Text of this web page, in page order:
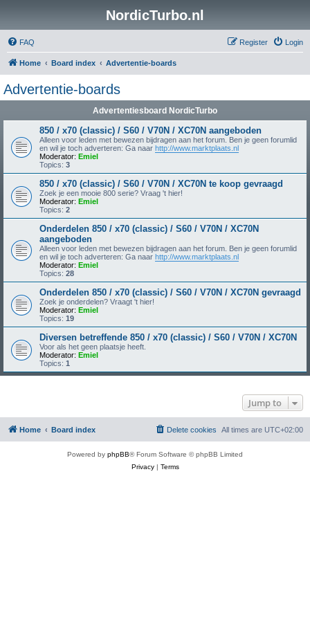
NordicTurbo.nl
FAQ Login
Register
Home Board index Advertentie-boards
Advertentie-boards
Advertentiesboard NordicTurbo
850 / x70 (classic) / S60 / V70N / XC70N aangeboden
Alleen voor leden met bewezen bijdragen aan het forum. Ben je geen forumlid
en wil je toch adverteren: Ga naar http://www.marktplaats.nl
Moderator: Emiel
Topics: 3
850 / x70 (classic) / S60 / V70N / XC70N te koop gevraagd
Zoek je een mooie 800 serie? Vraag 't hier!
Moderator: Emiel
Topics: 2
Onderdelen 850 / x70 (classic) / S60 / V70N / XC70N
aangeboden
Alleen voor leden met bewezen bijdragen aan het forum. Ben je geen forumlid
en wil je toch adverteren: Ga naar http://www.marktplaats.nl
Moderator: Emiel
Topics: 28
Onderdelen 850 / x70 (classic) / S60 / V70N / XC70N gevraagd
Zoek je onderdelen? Vraagt 't hier!
Moderator: Emiel
Topics: 19
Diversen betreffende 850 / x70 (classic) / S60 / V70N / XC70N
Voor als het geen plaatsje heeft.
Moderator: Emiel
Topics: 1
Jump to
Home Board index All times are UTC+02:00
Delete cookies
Powered by phpBB® Forum Software © phpBB Limited
Privacy| Terms